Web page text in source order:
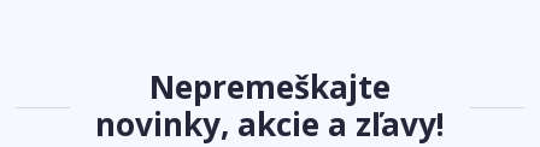
Nepremeškajte
novinky, akcie a zľavy!